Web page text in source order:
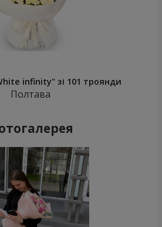
infinity" зі 101 троянди
Полтава